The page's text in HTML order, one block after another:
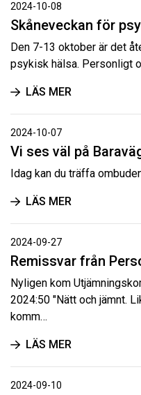
2024-10-08
Skåneveckan för
Den 7-13 oktober är det
psykisk hälsa. Personligt
LÄS MER
2024-10-07
Vi ses väl på
Idag kan du träffa
LÄS MER
2024-09-27
Remissvar från
Nyligen kom
2024:50 "Nätt och jämnt.
komm…
LÄS MER
2024-09-10